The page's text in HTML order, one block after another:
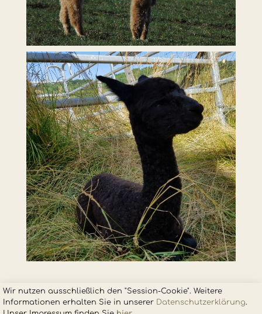
Wir nutzen ausschließlich den "Session-Cookie". Weitere
Informationen erhalten Sie in unserer Datenschutzerklärung.